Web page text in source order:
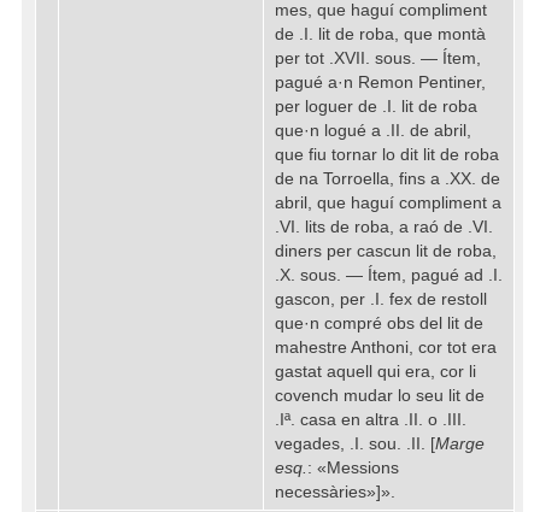
mes, que haguí compliment
de .I. lit de roba, que montà
per tot .XVII. sous. — Ítem,
pagué a·n Remon Pentiner,
per loguer de .I. lit de roba
que·n logué a .II. de abril,
que fiu tornar lo dit lit de roba
de na Torroella, fins a .XX. de
abril, que haguí compliment a
.VI. lits de roba, a raó de .VI.
diners per cascun lit de roba,
.X. sous. — Ítem, pagué ad .I.
gascon, per .I. fex de restoll
que·n compré obs del lit de
mahestre Anthoni, cor tot era
gastat aquell qui era, cor li
covench mudar lo seu lit de
.Iª. casa en altra .II. o .III.
vegades, .I. sou. .II. [Marge
esq. : «Messions
necessàries»]».